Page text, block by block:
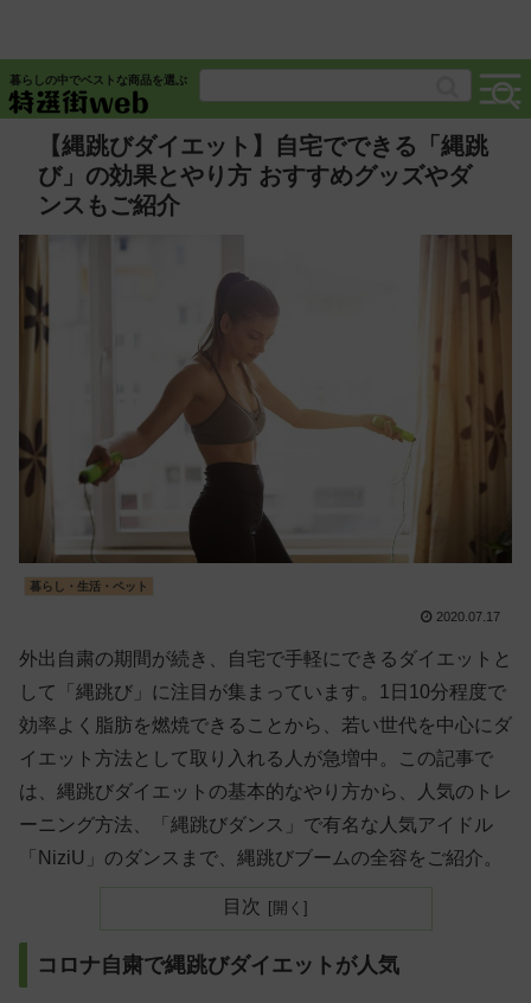
暮らしの中でベストな商品を選ぶ
【縄跳びダイエット】自宅でできる「縄跳
び」の効果とやり方 おすすめグッズやダ
ンスもご紹介
暮らし・生活・ペット
2020.07.17
外出自粛の期間が続き、自宅で手軽にできるダイエットと
して「縄跳び」に注目が集まっています。1日10分程度で
効率よく脂肪を燃焼できることから、若い世代を中心にダ
イエット方法として取り入れる人が急増中。この記事で
は、縄跳びダイエットの基本的なやり方から、人気のトレ
ーニング方法、「縄跳びダンス」で有名な人気アイドル
「NiziU」のダンスまで、縄跳びブームの全容をご紹介。
目次
コロナ自粛で縄跳びダイエットが人気